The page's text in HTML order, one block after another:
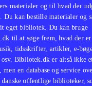
materialer og til hvad der
Du kan bestille materialer og
eget bibliotek. Du kan bruge
til at søge frem, hvad der
tidsskrifter, artikler, e-
Bibliotek.dk er altså ikke
en database og service
danske offentlige biblioteker,